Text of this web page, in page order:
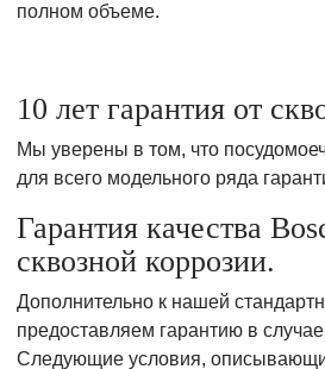
полном объеме.
10 лет гарантия от
Мы уверены в том, что
для всего модельного ряда
Гарантия качества
сквозной коррозии.
Дополнительно к нашей
предоставляем гарантию в
Следующие условия,